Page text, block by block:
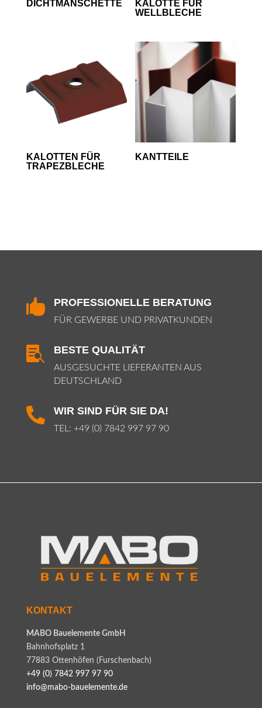
DICHTMANSCHETTE
KALOTTE FÜR
WELLBLECHE
KALOTTEN FÜR
TRAPEZBLECHE
KANTTEILE
 PROFESSIONELLE BERATUNG
FÜR GEWERBE UND PRIVATKUNDEN
 BESTE QUALITÄT
AUSGESUCHTE LIEFERANTEN AUS
DEUTSCHLAND
 WIR SIND FÜR SIE DA!
TEL: +49 (0) 7842 997 97 90
KONTAKT
MABO Bauelemente GmbH
Bahnhofsplatz 1
77883 Ottenhöfen (Furschenbach)
+49 (0) 7842 997 97 90
info@mabo-bauelemente.de